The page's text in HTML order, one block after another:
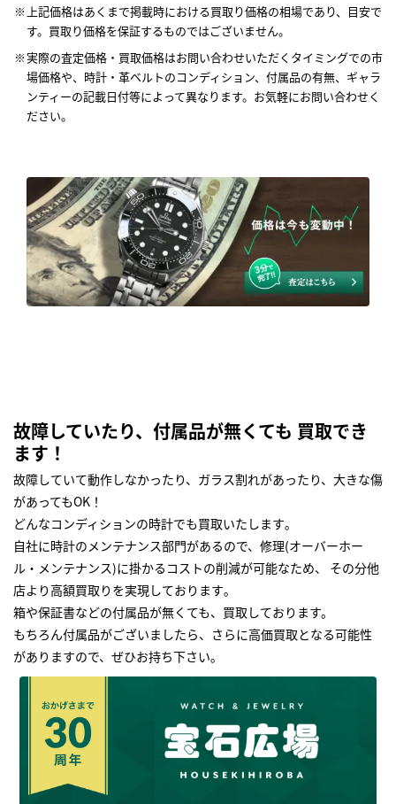
上記価格はあくまで掲載時における買取り価格の相場であり、目安で
す。買取り価格を保証するものではございません。
実際の査定価格・買取価格はお問い合わせいただくタイミングでの市
場価格や、時計・革ベルトのコンディション、付属品の有無、ギャラ
ンティーの記載日付等によって異なります。お気軽にお問い合わせく
ださい。
故障していたり、付属品が無くても 買取でき
ます！
故障していて動作しなかったり、ガラス割れがあったり、大きな傷
があってもOK！
どんなコンディションの時計でも買取いたします｡
自社に時計のメンテナンス部門があるので、修理(オーバーホー
ル・メンテナンス)に掛かるコストの削減が可能なため、 その分他
店より高額買取りを実現しております｡
箱や保証書などの付属品が無くても、買取しております。
もちろん付属品がございましたら、さらに高価買取となる可能性
がありますので、ぜひお持ち下さい｡